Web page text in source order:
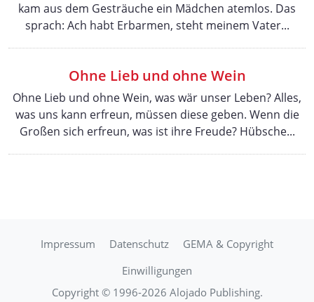
kam aus dem Gesträuche ein Mädchen atemlos. Das
sprach: Ach habt Erbarmen, steht meinem Vater...
Ohne Lieb und ohne Wein
Ohne Lieb und ohne Wein, was wär unser Leben? Alles,
was uns kann erfreun, müssen diese geben. Wenn die
Großen sich erfreun, was ist ihre Freude? Hübsche...
Impressum Datenschutz
GEMA & Copyright
Einwilligungen
Copyright © 1996-2026 Alojado Publishing.